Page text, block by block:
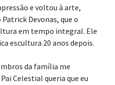
e voltou à arte,
Devonas, que o
em tempo integral. Ele
escultura 20 anos depois.
da família me
Celestial queria que eu